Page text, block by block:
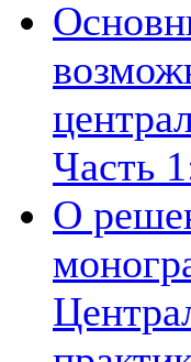
Часть
О